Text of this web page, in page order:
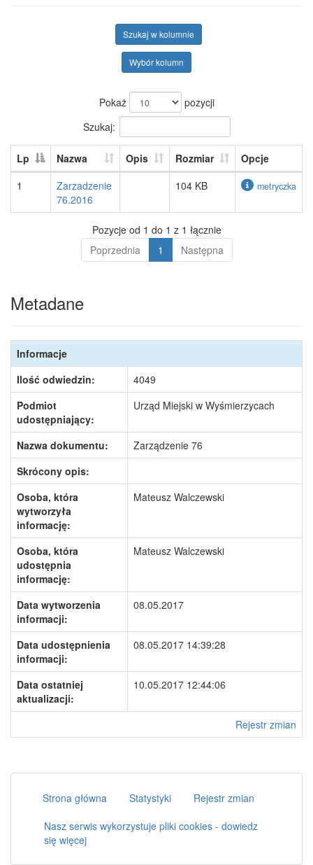
Szukaj w kolumnie
Wybór kolumn
Pokaż
pozycji
Szukaj:
Lp Nazwa Opis Rozmiar
Opcje
1
Zarzadzenie
76.2016
104 KB metryczka
Pozycje od 1 do 1 z 1 łącznie
Poprzednia
1 Następna
Metadane
Informacje
Ilość odwiedzin:
4049
Podmiot
udostępniający:
Urząd Miejski w Wyśmierzycach
Nazwa dokumentu:
Zarządzenie 76
Skrócony opis:
Osoba, która
wytworzyła
informację:
Mateusz Walczewski
Osoba, która
udostępnia
informację:
Mateusz Walczewski
Data wytworzenia
informacji:
08.05.2017
Data udostępnienia
informacji:
08.05.2017 14:39:28
Data ostatniej
aktualizacji:
10.05.2017 12:44:06
Rejestr zmian
Strona główna Statystyki
Rejestr zmian
Nasz serwis wykorzystuje pliki cookies - dowiedz
się więcej